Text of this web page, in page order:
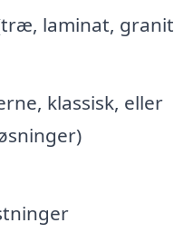
laminat, granit
klassisk, eller